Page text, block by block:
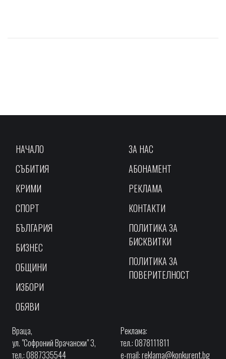
НАЧАЛО
СЪБИТИЯ
КРИМИ
СПОРТ
БЪЛГАРИЯ
БИЗНЕС
ОБЩИНИ
ИЗБОРИ
ОБЯВИ
ЗА НАС
АБОНАМЕНТ
РЕКЛАМА
КОНТАКТИ
ПОЛИТИКА ЗА
БИСКВИТКИ
ПОЛИТИКА ЗА
ПОВЕРИТЕЛНОСТ
Враца,
ул. "Софроний Врачански" 3,
тел.: 0887335544
Реклама:
тел.: 0878111811
e-mail:reklama@konkurent.bg